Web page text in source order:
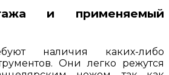
и применяемый
наличия каких-либо
Они легко режутся